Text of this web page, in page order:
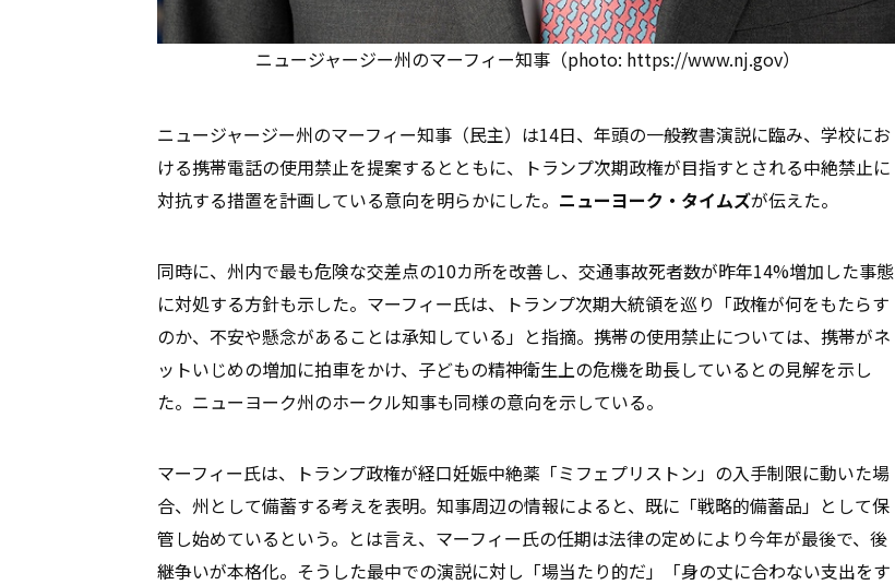
ニュージャージー州のマーフィー知事（photo: https://www.nj.gov）
ニュージャージー州のマーフィー知事（民主）は14日、年頭の一般教書演説に臨み、学校にお
ける携帯電話の使用禁止を提案するとともに、トランプ次期政権が目指すとされる中絶禁止に
対抗する措置を計画している意向を明らかにした。 ニューヨーク・タイムズが伝えた。
同時に、州内で最も危険な交差点の10カ所を改善し、交通事故死者数が昨年14%増加した事態
に対処する方針も示した。マーフィー氏は、トランプ次期大統領を巡り「政権が何をもたらす
のか、不安や懸念があることは承知している」と指摘。携帯の使用禁止については、携帯がネ
ットいじめの増加に拍車をかけ、子どもの精神衛生上の危機を助長しているとの見解を示し
た。ニューヨーク州のホークル知事も同様の意向を示している。
マーフィー氏は、トランプ政権が経口妊娠中絶薬「ミフェプリストン」の入手制限に動いた場
合、州として備蓄する考えを表明。知事周辺の情報によると、既に「戦略的備蓄品」として保
管し始めているという。とは言え、マーフィー氏の任期は法律の定めにより今年が最後で、後
継争いが本格化。そうした最中での演説に対し「場当たり的だ」「身の丈に合わない支出をす